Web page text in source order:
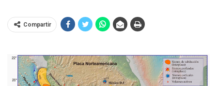
Compartir